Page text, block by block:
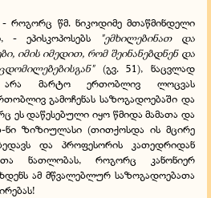
- როგორც წმ. ნიკოდიმე მთაწმინდელი
- ეპისკოპოსებს
"ემხილებინათ და
იმის იმედით, რომ შეინანებდნენ და
(გვ. 51), ნაცვლად
არა მარტო ერთობლივ ლოცვას
გამოჩენას საზოგადოებაში და
ეს დაწესებული იყო წმიდა მამათა და
ნი ზიზიულასი (თითქოსდა ის მცირე
და პროფესორის კათედრიდან
ნათლობას, როგორც კანონიერ
ამ მწვალებლურ საზოგადოებათა